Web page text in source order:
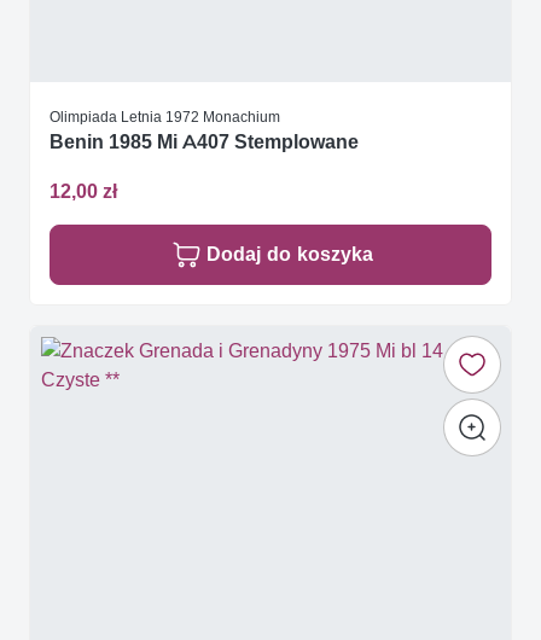
Olimpiada Letnia 1972 Monachium
Benin 1985 Mi A407 Stemplowane
12,00 zł
Dodaj do koszyka